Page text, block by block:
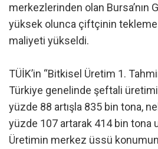
merkezlerinden olan Bursa’nın
yüksek olunca çiftçinin
maliyeti yükseldi.
TÜİK’in “Bitkisel Üretim 1.
Türkiye genelinde şeftali
yüzde 88 artışla 835 bin tona,
yüzde 107 artarak 414 bin tona
Üretimin merkez üssü